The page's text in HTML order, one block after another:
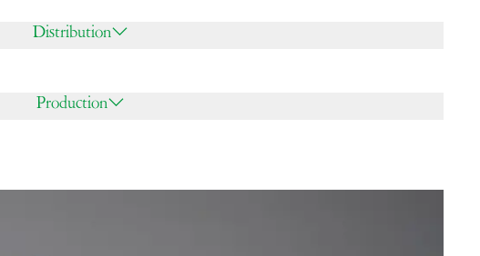
Distribution
Production